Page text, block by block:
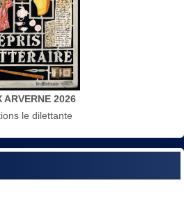
ARVERNE 2026
le dilettante